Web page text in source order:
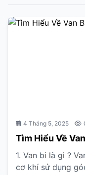
4 Tháng 5, 2025
Tìm Hiểu Về
1. Van bi là gì ?
cơ khí sử dụng